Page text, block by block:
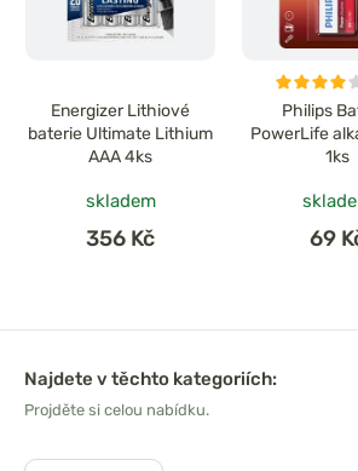
Energizer Lithiové
baterie Ultimate Lithium
AAA 4ks
skladem
356 Kč
Philips
PowerLife
1ks
69
Najdete v těchto kategoriích:
Projděte si celou nabídku.